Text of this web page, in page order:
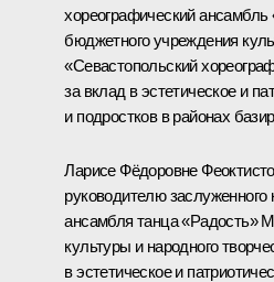
хореографический ансамбль
бюджетного учреждения
«Севастопольский
за вклад в эстетическое и
и подростков в районах
Ларисе Фёдоровне
руководителю заслуженного
ансамбля танца «Радость»
культуры и народного
в эстетическое и